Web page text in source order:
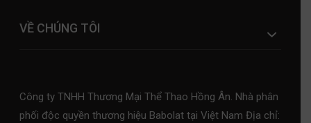
VỀ CHÚNG TÔI
Công ty TNHH Thương Mại Thể Thao Hồng Ân. Nhà phân
phối độc quyền thương hiệu Babolat tại Việt Nam Địa chỉ: